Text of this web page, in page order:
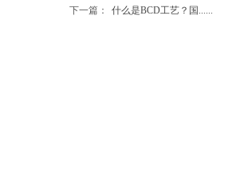
下一篇：
什么是BCD工艺？国......